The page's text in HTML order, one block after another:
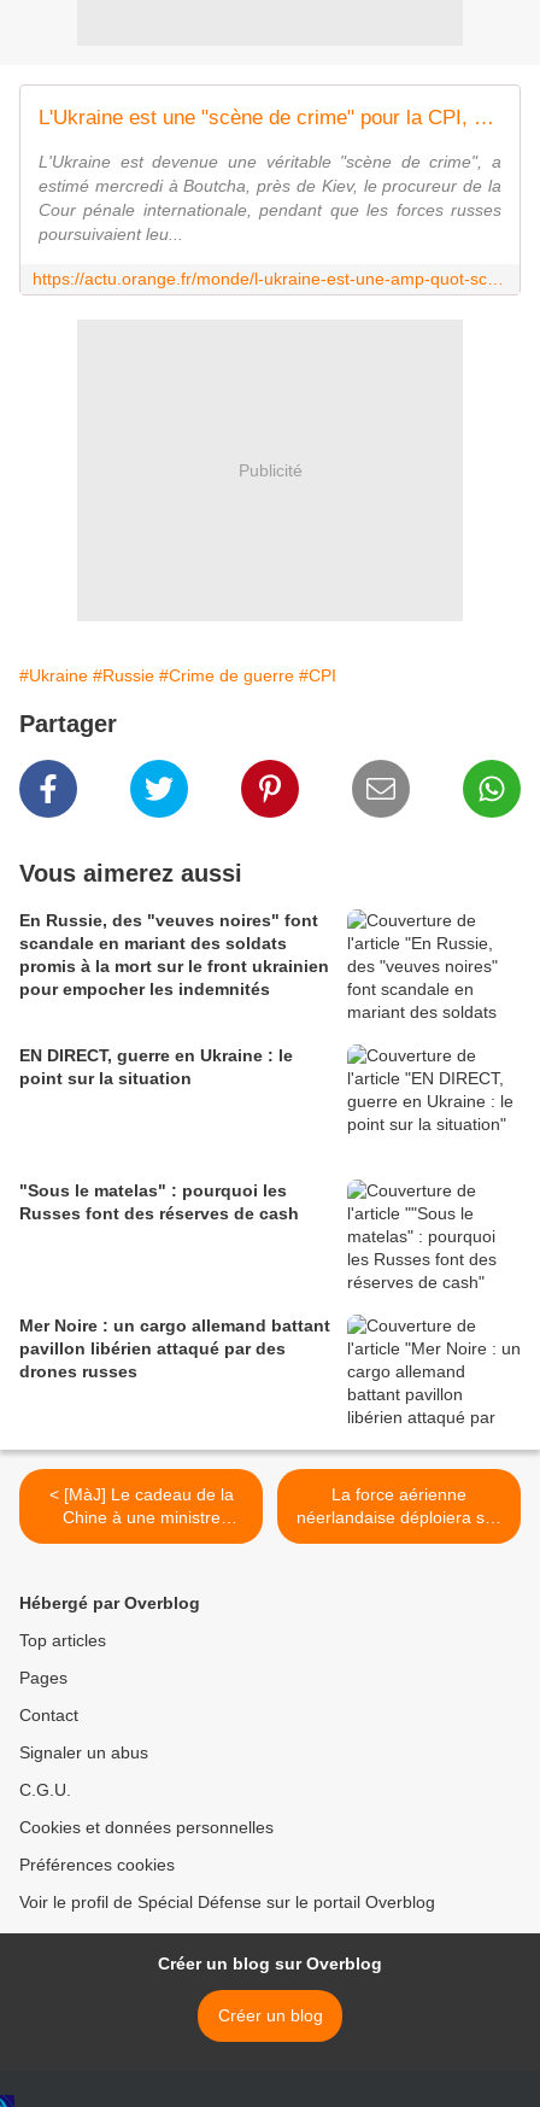
L'Ukraine est une "scène de crime" pour la CPI, combats à Marioupol
L'Ukraine est devenue une véritable "scène de crime", a
estimé mercredi à Boutcha, près de Kiev, le procureur de la
Cour pénale internationale, pendant que les forces russes
poursuivaient leu...
Publicité
#Ukraine #Russie #Crime de guerre #CPI
Partager
Vous aimerez aussi
En Russie, des "veuves noires" font
scandale en mariant des soldats
promis à la mort sur le front ukrainien
pour empocher les indemnités
EN DIRECT, guerre en Ukraine : le
point sur la situation
"Sous le matelas" : pourquoi les
Russes font des réserves de cash
Mer Noire : un cargo allemand battant
pavillon libérien attaqué par des
drones russes
< [MàJ] Le cadeau de la
Chine à une ministre
israélienne ne comportait
La force aérienne
néerlandaise déploiera ses
drones MQ-9A Reaper
Hébergé par Overblog
Top articles
Pages
Contact
Signaler un abus
C.G.U.
Cookies et données personnelles
Préférences cookies
Voir le profil de Spécial Défense sur le portail Overblog
Créer un blog sur Overblog
Créer un blog